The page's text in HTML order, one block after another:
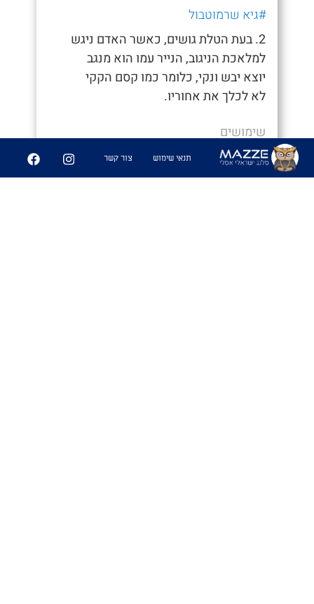
#גיא שרמוטבול
2. בעת הטלת גושים, כאשר האדם ניגש
למלאכת הניגוב, הנייר עמו הוא מנגב
יוצא יבש ונקי, כלומר כמו קסם הקקי
לא לכלך את אחוריו.
שימושים
- "איך סיימת ככה מהר, חשבתי כבר נאחר"
תנאי שימוש צור קשר